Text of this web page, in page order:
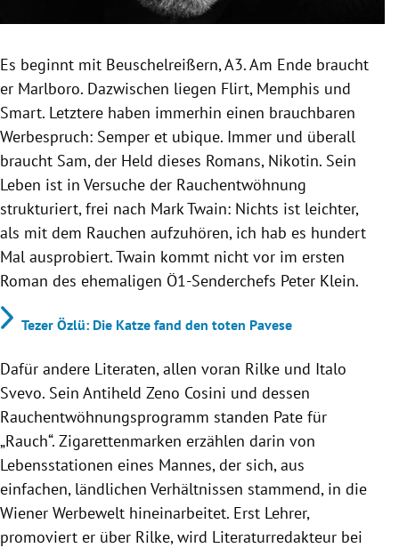
Untermenü
Untermenü
Es beginnt mit Beuschelreißern, A3. Am Ende braucht
er Marlboro. Dazwischen liegen Flirt, Memphis und
Smart. Letztere haben immerhin einen brauchbaren
Werbespruch: Semper et ubique. Immer und überall
braucht Sam, der Held dieses Romans, Nikotin. Sein
Leben ist in Versuche der Rauchentwöhnung
strukturiert, frei nach Mark Twain: Nichts ist leichter,
als mit dem Rauchen aufzuhören, ich hab es hundert
Mal ausprobiert. Twain kommt nicht vor im ersten
Roman des ehemaligen Ö1-Senderchefs Peter Klein.
Tezer Özlü: Die Katze fand den toten Pavese
Dafür andere Literaten, allen voran Rilke und Italo
Svevo. Sein Antiheld Zeno Cosini und dessen
Rauchentwöhnungsprogramm standen Pate für
„Rauch“. Zigarettenmarken erzählen darin von
Lebensstationen eines Mannes, der sich, aus
einfachen, ländlichen Verhältnissen stammend, in die
Wiener Werbewelt hineinarbeitet. Erst Lehrer,
promoviert er über Rilke, wird Literaturredakteur bei